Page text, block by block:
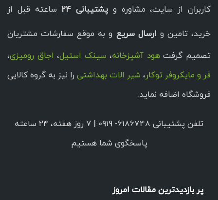
کاربران از سایت، مشاوره وپشتیبانی 24 ساعته قبل از
خرید، تامین و ارسال سریع و به موقع سفارشات مشتریان
تصمیم گرفتهود آشپزخانه، سینک استیل، اجاق رومیزی،
فر و مایکروفر توکار، شیر الات بهداشتی را نیز به گروه کالایی
فروشگاه اضافه نماید.
تلفن پشتیبانی 6186748- 0919 | ۷ روز هفته، ۲۴ ساعته
پاسخگوی شما هستیم
پر بازدیدترین مقالات امروز